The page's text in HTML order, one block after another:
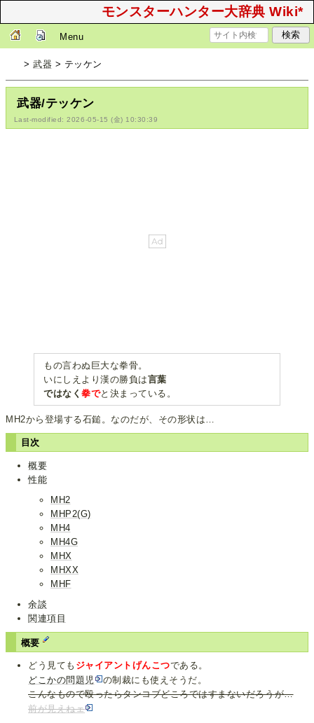
モンスターハンター大辞典 Wiki*
Menu
>武器 > テッケン
武器/テッケン
Last-modified: 2026-05-15 (金) 10:30:39
もの言わぬ巨大な拳骨。
いにしえより漢の勝負は言葉
ではなく拳でと決まっている。
MH2から登場する石鎚。なのだが、その形状は…
目次
概要
性能
MH2
MHP2(G)
MH4
MH4G
MHX
MHXX
MHF
余談
関連項目
概要
どう見ても ジャイアントげんこつである。
どこかの問題児
の制裁にも使えそうだ。
こんなもので殴ったらタンコブどころではすまないだろうが…
前が見えねェ